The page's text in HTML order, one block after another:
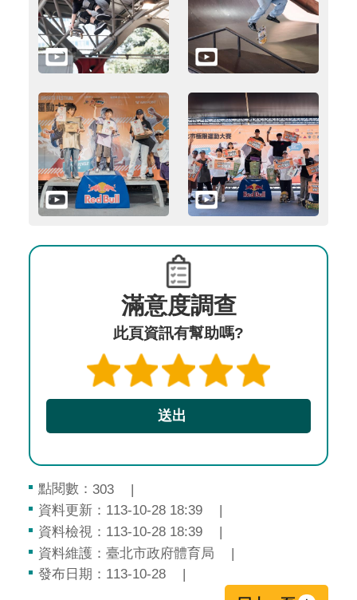
滿意度調查
此頁資訊有幫助嗎?
點閱數： 303
資料更新：113-10-28 18:39
資料檢視：113-10-28 18:39
資料維護：臺北市政府體育局
發布日期：113-10-28